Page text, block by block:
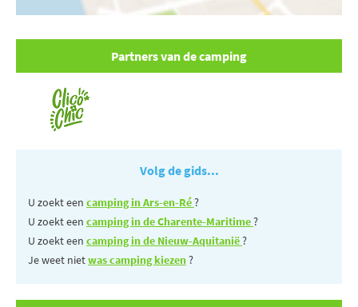
Partners van de camping
Volg de gids...
U zoekt een camping in Ars-en-Ré?
U zoekt een camping in de Charente-Maritime?
U zoekt een camping in de Nieuw-Aquitanië?
Je weet nietwas camping kiezen?